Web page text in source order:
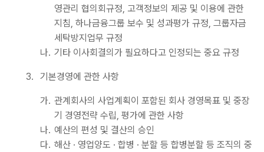
영관리 협의회규정, 고객정보의 제공 및 이용에 관한
지침, 하나금융그룹 보수 및 성과평가 규정, 그룹자금
세탁방지업무 규정
나. 기타 이사회결의가 필요하다고 인정되는 중요 규정
3. 기본경영에 관한 사항
가. 관계회사의 사업계획이 포함된 회사 경영목표 및 중장
기 경영전략 수립, 평가에 관한 사항
나. 예산의 편성 및 결산의 승인
다. 해산 · 영업양도 · 합병 · 분할 등 합병분할 등 조직의 중